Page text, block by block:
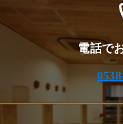
電話で